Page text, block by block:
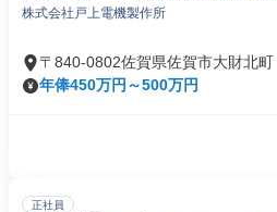
株式会社戸上電機製作所
〒840-0802佐賀県佐賀市大財北町
年俸450万円～500万円
正社員